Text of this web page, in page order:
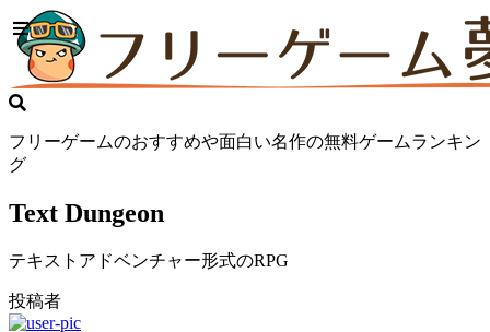
フリーゲームのおすすめや面白い名作の無料ゲームランキン
グ
Text Dungeon
テキストアドベンチャー形式のRPG
投稿者